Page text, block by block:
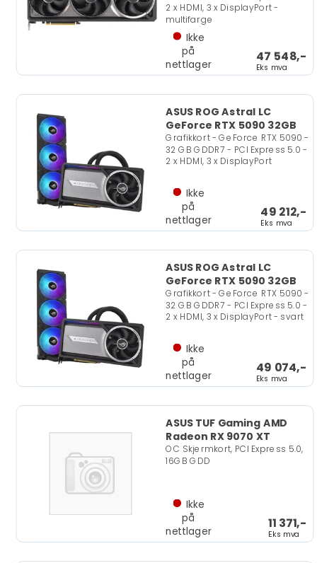
2 x HDMI, 3 x DisplayPort -
multifarge
47 548,-
Eks mva
Ikke
på
nettlager
ASUS ROG Astral LC
GeForce RTX 5090 32GB
Grafikkort - GeForce RTX 5090 -
32 GB GDDR7 - PCI Express 5.0 -
2 x HDMI, 3 x DisplayPort
49 212,-
Eks mva
Ikke
på
nettlager
ASUS ROG Astral LC
GeForce RTX 5090 32GB
Grafikkort - GeForce RTX 5090 -
32 GB GDDR7 - PCI Express 5.0 -
2 x HDMI, 3 x DisplayPort - svart
49 074,-
Eks mva
Ikke
på
nettlager
ASUS TUF Gaming AMD
Radeon RX 9070 XT
OC Skjermkort, PCI Express 5.0,
16GB GDD
11 371,-
Eks mva
Ikke
på
nettlager